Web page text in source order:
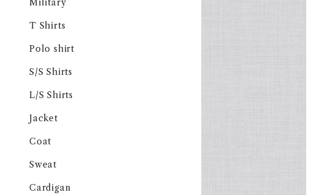
Military
T Shirts
Polo shirt
S/S Shirts
L/S Shirts
Jacket
Coat
Sweat
Cardigan